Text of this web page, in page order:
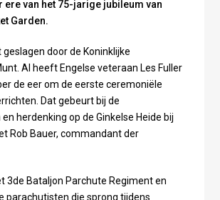
ere van het 75-jarige jubileum van
Garden.
door de Koninklijke
Al heeft Engelse veteraan Les Fuller
de eer om de eerste ceremoniële
Dat gebeurt bij de
herdenking op de Ginkelse Heide bij
Rob Bauer, commandant der
3de Bataljon Parchute Regiment en
parachutisten die sprong tijdens